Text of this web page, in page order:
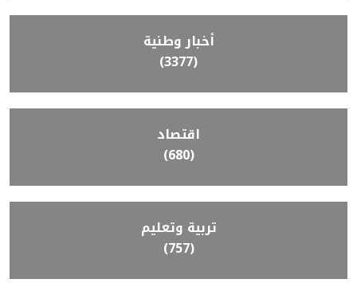
أخبار وطنية
(3377)
اقتصاد
(680)
تربية وتعليم
(757)